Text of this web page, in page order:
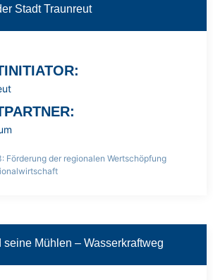
Stadt Traunreut
Förderung der regionalen Wertschöpfung
seine Mühlen – Wasserkraftweg